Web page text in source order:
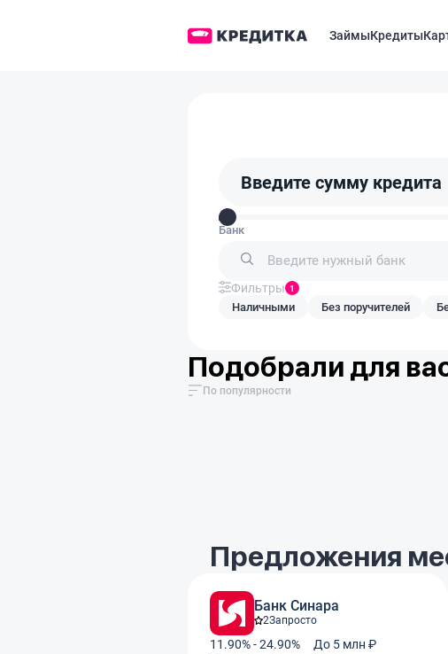
ЗаймыКредиты
Введите сумму кредита
Банк
Фильтры 1
Наличными Без поручителей
Подобрали для
По популярности
Предложения
Банк Синара
2Запросто
11.90% - 24.90% До 5 млн ₽